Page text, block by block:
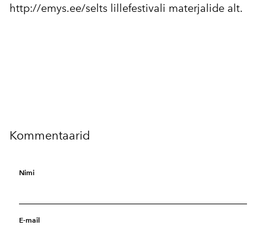
http://emys.ee/selts lillefestivali materjalide alt.
Kommentaarid
Nimi
E-mail